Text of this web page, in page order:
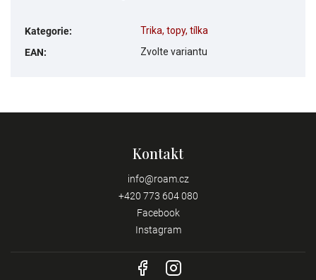
Kategorie:
Trika, topy, tílka
EAN: Zvolte variantu
Kontakt
info@roam.cz
+420 773 604 080
Facebook
Instagram